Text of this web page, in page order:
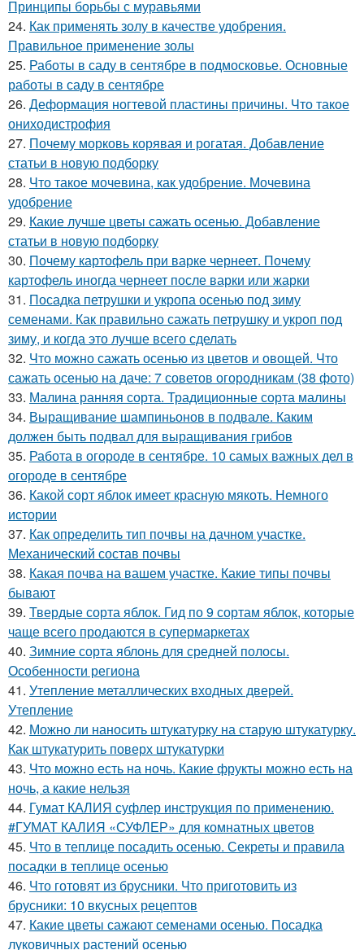
Принципы борьбы с муравьями
24. Как применять золу в качестве удобрения.
Правильное применение золы
25. Работы в саду в сентябре в подмосковье. Основные
работы в саду в сентябре
26. Деформация ногтевой пластины причины. Что такое
ониходистрофия
27. Почему морковь корявая и рогатая. Добавление
статьи в новую подборку
28. Что такое мочевина, как удобрение. Мочевина
удобрение
29. Какие лучше цветы сажать осенью. Добавление
статьи в новую подборку
30. Почему картофель при варке чернеет. Почему
картофель иногда чернеет после варки или жарки
31. Посадка петрушки и укропа осенью под зиму
семенами. Как правильно сажать петрушку и укроп под
зиму, и когда это лучше всего сделать
32. Что можно сажать осенью из цветов и овощей. Что
сажать осенью на даче: 7 советов огородникам (38 фото)
33. Малина ранняя сорта. Традиционные сорта малины
34. Выращивание шампиньонов в подвале. Каким
должен быть подвал для выращивания грибов
35. Работа в огороде в сентябре. 10 самых важных дел в
огороде в сентябре
36. Какой сорт яблок имеет красную мякоть. Немного
истории
37. Как определить тип почвы на дачном участке.
Механический состав почвы
38. Какая почва на вашем участке. Какие типы почвы
бывают
39. Твердые сорта яблок. Гид по 9 сортам яблок, которые
чаще всего продаются в супермаркетах
40. Зимние сорта яблонь для средней полосы.
Особенности региона
41. Утепление металлических входных дверей.
Утепление
42. Можно ли наносить штукатурку на старую штукатурку.
Как штукатурить поверх штукатурки
43. Что можно есть на ночь. Какие фрукты можно есть на
ночь, а какие нельзя
44. Гумат КАЛИЯ суфлер инструкция по применению.
#ГУМАТ КАЛИЯ «СУФЛЕР» для комнатных цветов
45. Что в теплице посадить осенью. Секреты и правила
посадки в теплице осенью
46. Что готовят из брусники. Что приготовить из
брусники: 10 вкусных рецептов
47. Какие цветы сажают семенами осенью. Посадка
луковичных растений осенью